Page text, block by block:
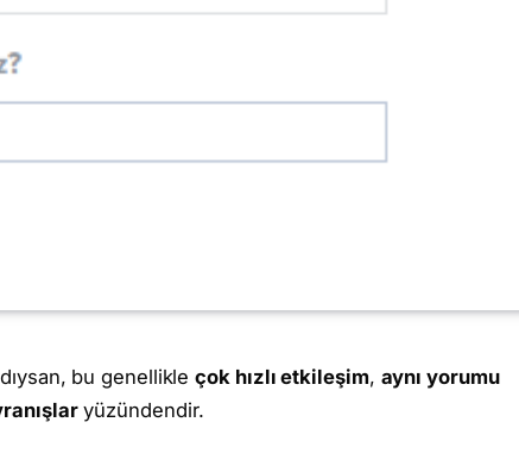
bu genellikleçok hızlı etkileşim, aynı yorumu
yüzündendir.